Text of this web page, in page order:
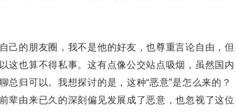
己的朋友圈，我不是他的好友，也尊重言论自由，但
这也算不得私事。这有点像公交站点吸烟，虽然国内
总归可以。我想探讨的是，这种“恶意”是怎么来的？
辈由来已久的深刻偏见发展成了恶意，也忽视了这位